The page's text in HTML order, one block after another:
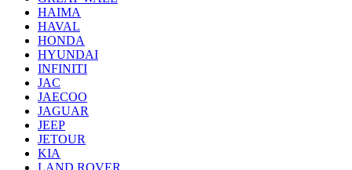
HAIMA
HAVAL
HONDA
HYUNDAI
INFINITI
JAC
JAECOO
JAGUAR
JEEP
JETOUR
KIA